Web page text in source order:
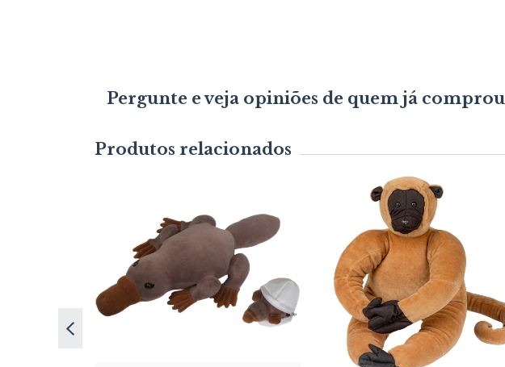
Pergunte e veja opiniões de quem já comprou
Produtos relacionados